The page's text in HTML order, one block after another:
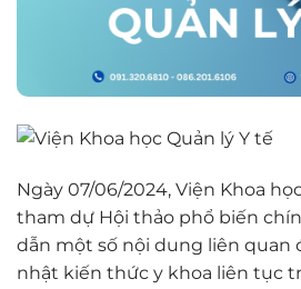
Ngày 07/06/2024, Viện Khoa
tham dự Hội thảo phổ biến
dẫn một số nội dung liên quan
nhật kiến thức y khoa liên tục